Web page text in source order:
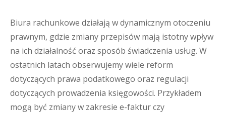
Biura rachunkowe działają w dynamicznym otoczeniu
prawnym, gdzie zmiany przepisów mają istotny wpływ
na ich działalność oraz sposób świadczenia usług. W
ostatnich latach obserwujemy wiele reform
dotyczących prawa podatkowego oraz regulacji
dotyczących prowadzenia księgowości. Przykładem
mogą być zmiany w zakresie e-faktur czy